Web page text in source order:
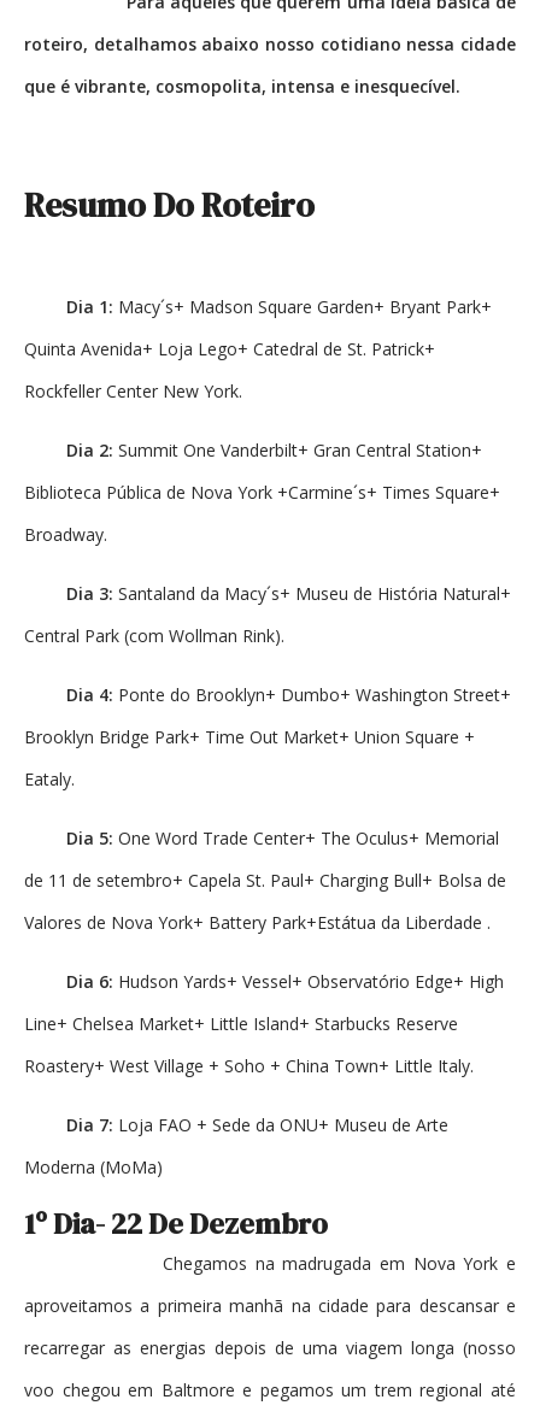
roteiro, detalhamos abaixo nosso cotidiano nessa cidade
que é vibrante, cosmopolita, intensa e inesquecível.
Resumo Do Roteiro
Dia 1: Macy´s+ Madson Square Garden+ Bryant Park+
Quinta Avenida+ Loja Lego+ Catedral de St. Patrick+
Rockfeller Center New York.
Dia 2: Summit One Vanderbilt+ Gran Central Station+
Biblioteca Pública de Nova York +Carmine´s+ Times Square+
Broadway.
Dia 3: Santaland da Macy´s+ Museu de História Natural+
Central Park (com Wollman Rink).
Dia 4: Ponte do Brooklyn+ Dumbo+ Washington Street+
Brooklyn Bridge Park+ Time Out Market+ Union Square +
Eataly.
Dia 5: One Word Trade Center+ The Oculus+ Memorial
de 11 de setembro+ Capela St. Paul+ Charging Bull+ Bolsa de
Valores de Nova York+ Battery Park+Estátua da Liberdade .
Dia 6: Hudson Yards+ Vessel+ Observatório Edge+ High
Line+ Chelsea Market+ Little Island+ Starbucks Reserve
Roastery+ West Village + Soho + China Town+ Little Italy.
Dia 7: Loja FAO + Sede da ONU+ Museu de Arte
Moderna (MoMa)
1º Dia- 22 De Dezembro
Chegamos na madrugada em Nova York e
aproveitamos a primeira manhã na cidade para descansar e
recarregar as energias depois de uma viagem longa (nosso
voo chegou em Baltmore e pegamos um trem regional até